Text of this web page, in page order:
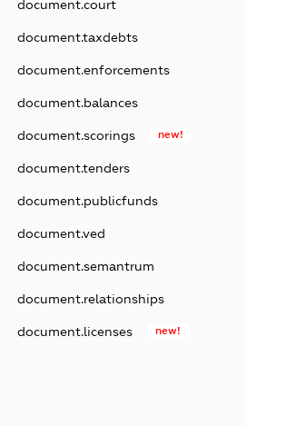
document.court
document.taxdebts
document.enforcements
document.balances
document.scorings new!
document.tenders
document.publicfunds
document.ved
document.semantrum
document.relationships
document.licenses new!